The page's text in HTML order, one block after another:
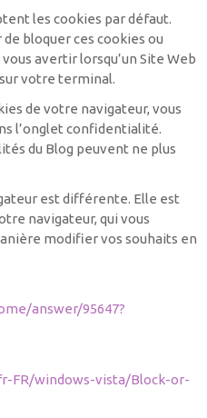
les cookies par défaut.
bloquer ces cookies ou
avertir lorsqu’un Site Web
votre terminal.
de votre navigateur, vous
l’onglet confidentialité.
du Blog peuvent ne plus
est différente. Elle est
navigateur, qui vous
modifier vos souhaits en
answer/95647?
FR/windows-vista/Block-or-